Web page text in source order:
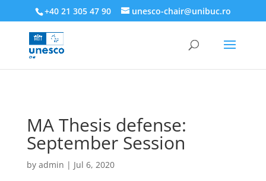
218945019564526+40 21 305 47 90 unesco-chair@unibuc.ro
MA Thesis defense:
September Session
by admin | Jul 6, 2020